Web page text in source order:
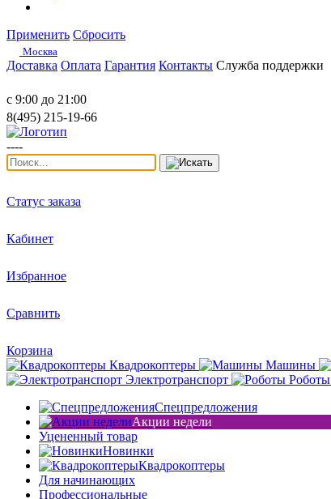
Применить Сбросить
Москва
Доставка Оплата Гарантия Контакты Служба поддержки
с 9:00 до 21:00
8(495) 215-19-66
----
Статус заказа
Кабинет
Избранное
Сравнить
Корзина
Квадрокоптеры
Машины
Электротранспорт
Роботы
Спецпредложения
Акции недели
Уцененный товар
Новинки
Квадрокоптеры
Для начинающих
Профессиональные